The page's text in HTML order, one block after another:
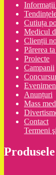
Cutiuța
Medicul
Clienții
Părerea
Proiecte
Campanii
Anunțuri
Mass
Contact
Termeni